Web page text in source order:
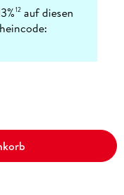
12 auf diesen